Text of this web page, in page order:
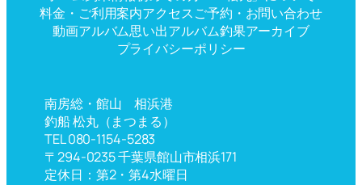
料金・ご利用案内アクセスご予約・お問い合わせ
動画アルバム思い出アルバム釣果アーカイブ
プライバシーポリシー
南房総・館山 相浜港
釣船 松丸（まつまる）
TEL 080-1154-5283
〒294-0235 千葉県館山市相浜171
定休日：第2・第4水曜日